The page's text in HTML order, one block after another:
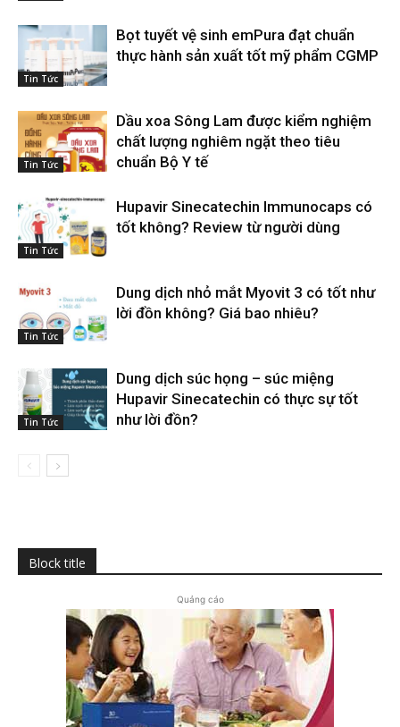
Tin Tức
Bọt tuyết vệ sinh emPura đạt chuẩn
thực hành sản xuất tốt mỹ phẩm CGMP
Tin Tức
Dầu xoa Sông Lam được kiểm nghiệm
chất lượng nghiêm ngặt theo tiêu
chuẩn Bộ Y tế
Tin Tức
Hupavir Sinecatechin Immunocaps có
tốt không? Review từ người dùng
Tin Tức
Dung dịch nhỏ mắt Myovit 3 có tốt như
lời đồn không? Giá bao nhiêu?
Tin Tức
Dung dịch súc họng – súc miệng
Hupavir Sinecatechin có thực sự tốt
như lời đồn?
Block title
Quảng cáo